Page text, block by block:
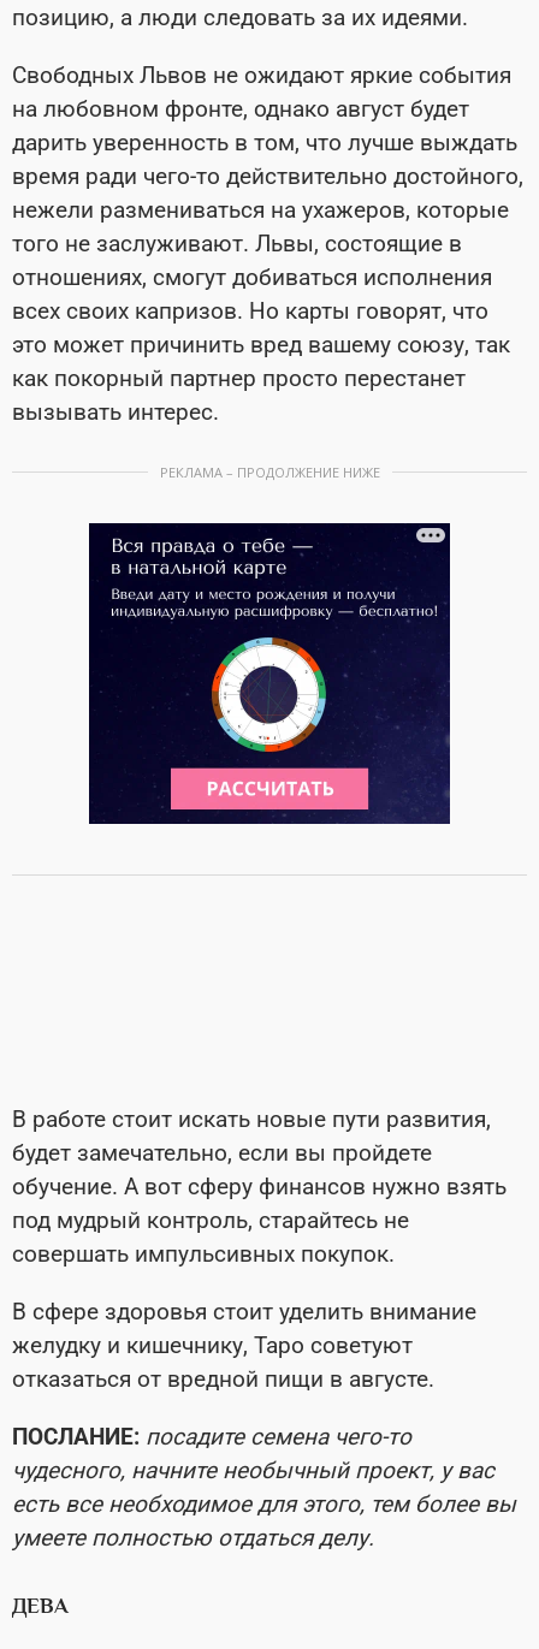
позицию, а люди следовать за их идеями.
Свободных Львов не ожидают яркие события
на любовном фронте, однако август будет
дарить уверенность в том, что лучше выждать
время ради чего-то действительно достойного,
нежели размениваться на ухажеров, которые
того не заслуживают. Львы, состоящие в
отношениях, смогут добиваться исполнения
всех своих капризов. Но карты говорят, что
это может причинить вред вашему союзу, так
как покорный партнер просто перестанет
вызывать интерес.
РЕКЛАМА – ПРОДОЛЖЕНИЕ НИЖЕ
В работе стоит искать новые пути развития,
будет замечательно, если вы пройдете
обучение. А вот сферу финансов нужно взять
под мудрый контроль, старайтесь не
совершать импульсивных покупок.
В сфере здоровья стоит уделить внимание
желудку и кишечнику, Таро советуют
отказаться от вредной пищи в августе.
ПОСЛАНИЕ: посадите семена чего-то
чудесного, начните необычный проект, у вас
есть все необходимое для этого, тем более вы
умеете полностью отдаться делу.
ДЕВА